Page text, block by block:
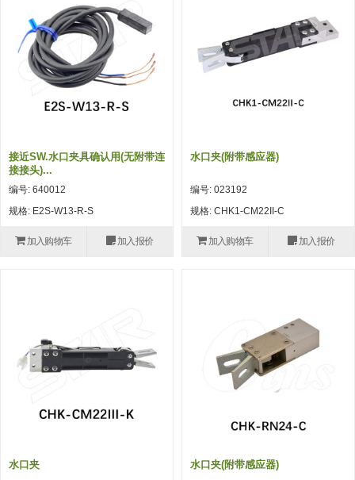
接近SW.水口夹具确认用(无附带连
接接头)...
编号: 640012
规格: E2S-W13-R-S
加入购物车 加入报价
水口夹(附带感应器)
编号: 023192
规格: CHK1-CM22II-C
加入购物车 加入报价
水口夹 水口夹(附带感应器)
水口夹具 (83)
机能夹具 (53)
缓冲材料 (7)
吸盘 (356)
吸着金具 (120)
其他真空配件 (42)
吸盘
吸盘(嵌入式) (52)
吸盘(螺丝固定式) (6)
吸盘(TR&TRN) (63)
吸盘(附海绵) (10)
吸盘用配件(EP海绵、静电消除片)
带金具吸盘(扁平真空式) (30)
带金具吸盘(长圆式) (16)
带金具吸盘(波纹管式1.5段) (19)
吸盘(薄钢板用) (7)
交换用吸盘 (85)
吸着金具
吸着金具(细微型、微型) (30)
吸着金具(大型) (8)
吸着金具(附保持机能) (2)
防转式金具(细微型、微型、小型)
固定式/微型气缸用/调整器(其他)
(16)
其他真空配件
真空发生器、过滤器、确认阀 (14)
气剪 (171)
框架・模组
钢管系列 (265)
型材系列・立体框架SUS (143)
标准夹具 (7)
钢管系列
钢管系列SUS钢管 (0)
钢管端盖，钢管切割器，夹持器
基础框架 (47)
夹取模组 (28)
型材系列・立体框架SUS
立体框架铝型材 (9)
连接块 (16)
连接板 (14)
螺母 (10)
汇流板 (8)
垫圈・气管接头・微型接头 (12)
气管剪刀・扎带・固定座 (9)
其它商品
其它非目录商品 (8)
轻量化·树脂部品(微型气缸) (2)
(8)
手动型快速交换用夹具
自动型快速交换用夹具